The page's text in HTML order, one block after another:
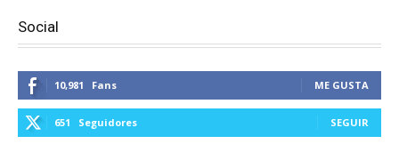
Social
10,981 Fans ME GUSTA
651 Seguidores SEGUIR